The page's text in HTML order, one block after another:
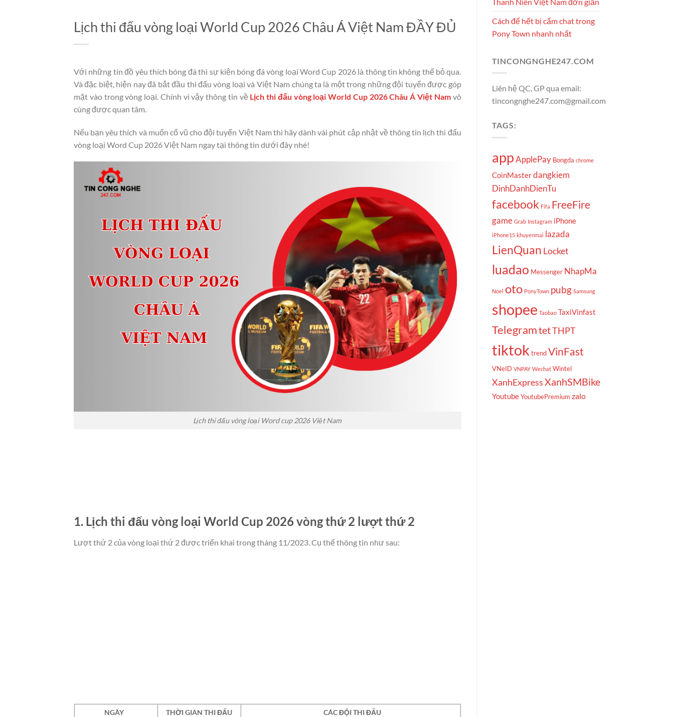
Lịch thi đấu vòng loại World Cup 2026 Châu Á Việt Nam ĐẦY ĐỦ
Với những tín đồ yêu thích bóng đá thì sự kiện bóng đá vòng loại Word Cup 2026 là thông tin không thể bỏ qua.
Và đặc biệt, hiện nay đã bắt đầu thi đấu vòng loại và Việt Nam chúng ta là một trong những đội tuyển được góp
mặt vào trong vòng loại. Chính vì vậy thông tin về Lịch thi đấu vòng loại World Cup 2026 Châu Á Việt Namvô
cùng được quan tâm.
Nếu bạn yêu thích và muốn cổ vũ cho đội tuyển Việt Nam thì hãy dành vài phút cập nhật về thông tin lịch thi đấu
vòng loại Word Cup 2026 Việt Nam ngay tại thông tin dưới đây nhé!
Lịch thi đấu vòng loại Word cup 2026 Việt Nam
1. Lịch thi đấu vòng loại World Cup 2026 vòng thứ 2 lượt thứ 2
Lượt thứ 2 của vòng loại thứ 2 được triển khai trong tháng 11/2023. Cụ thể thông tin như sau:
NGÀY THỜI GIAN THI ĐẤU
CÁC ĐỘI THI ĐẤU
Cách để hết bị cấm chat trong
Pony Town nhanh nhất
TINCONGNGHE247.COM
Liên hệ QC, GP qua email:
tincongnghe247.com@gmail.com
TAGS:
appApplePay Bongda chrome
CoinMaster dangkiem
DinhDanhDienTu
facebook Fifa FreeFire
game Grab Instagram iPhone
iPhone15 khuyenmai lazada
LienQuan Locket
luadao Messenger NhapMa
Noel oto PonyTown pubg Samsung
shopee Taobao TaxiVinfast
TelegramtetTHPT
tiktok trend VinFast
VNeID VNPAY Wechat Wintel
XanhExpressXanhSMBike
Youtube YoutubePremium zalo